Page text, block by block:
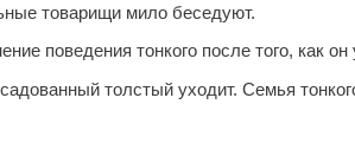
товарищи мило беседуют.
поведения тонкого после того, как
толстый уходит. Семья